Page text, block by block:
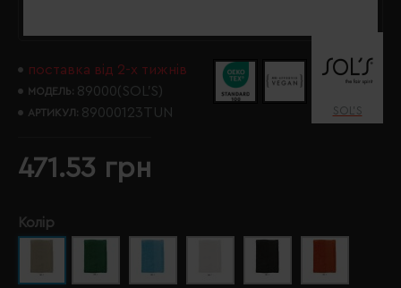
поставка від 2-х тижнів
МОДЕЛЬ: 89000(SOL’S)
АРТИКУЛ: 89000123TUN SOL’S
471.53 грн
Колір